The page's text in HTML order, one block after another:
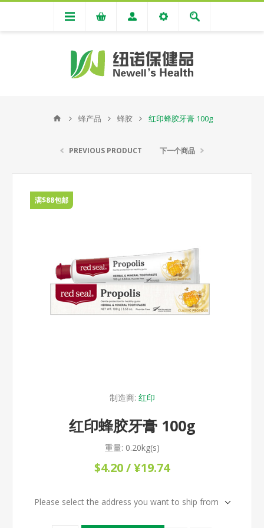
蜂产品 蜂胶 红印蜂胶牙膏 100g
PREVIOUS PRODUCT 下一个商品
满$88包邮
制造商: 红印
红印蜂胶牙膏 100g
重量: 0.20kg(s)
$4.20 / ¥19.74
Please select the address you want to ship from